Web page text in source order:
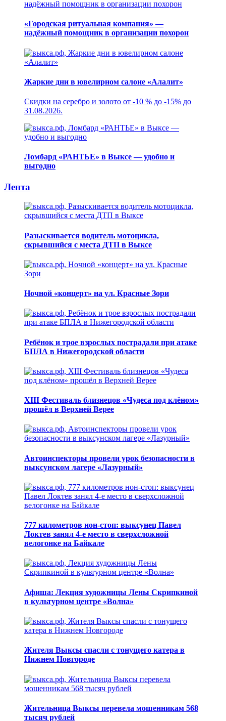
«Городская ритуальная компания» —
надёжный помощник в организации похорон
Жаркие дни в ювелирном салоне «Алалит»
Скидки на серебро и золото от -10 % до -15% до
31.08.2026.
Ломбард «РАНТЬЕ» в Выксе — удобно и
выгодно
Лента
Разыскивается водитель мотоцикла,
скрывшийся с места ДТП в Выксе
Ночной «концерт» на ул. Красные Зори
Ребёнок и трое взрослых пострадали при атаке
БПЛА в Нижегородской области
XIII Фестиваль близнецов «Чудеса под клёном»
прошёл в Верхней Верее
Автоинспекторы провели урок безопасности в
выксунском лагере «Лазурный»
777 километров нон-стоп: выксунец Павел
Локтев занял 4-е место в сверхсложной
велогонке на Байкале
Афиша: Лекция художницы Лены Скрипкиной
в культурном центре «Волна»
Жителя Выксы спасли с тонущего катера в
Нижнем Новгороде
Жительница Выксы перевела мошенникам 568
тысяч рублей